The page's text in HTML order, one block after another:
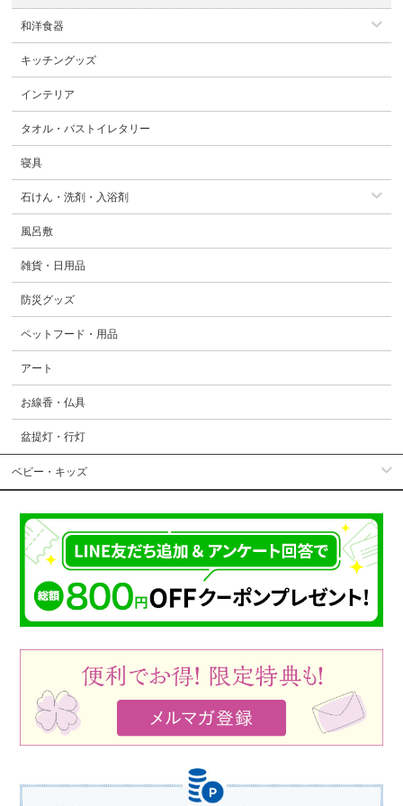
和洋食器
キッチングッズ
インテリア
タオル・バストイレタリー
寝具
石けん・洗剤・入浴剤
風呂敷
雑貨・日用品
防災グッズ
ペットフード・用品
アート
お線香・仏具
盆提灯・行灯
ベビー・キッズ